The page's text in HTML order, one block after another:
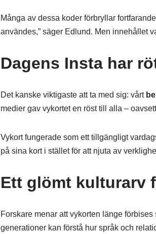
Många av dessa koder förbryllar
användes,” säger Edlund. Men innehållet
Dagens Insta har
Det kanske viktigaste att ta med sig: vårt
medier gav vykortet en röst till alla –
Vykort fungerade som ett tillgängligt
på sina kort i stället för att njuta av
Ett glömt kulturarv
Forskare menar att vykorten länge
generationer kan förstå hur språk och